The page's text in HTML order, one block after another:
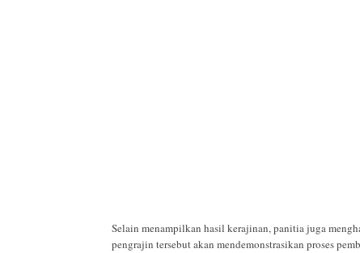
Selain menampilkan hasil kerajinan, panitia juga
pengrajin tersebut akan mendemonstrasikan proses